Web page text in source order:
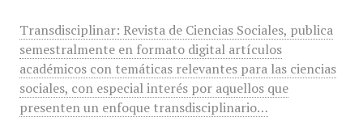
Transdisciplinar: Revista de Ciencias Sociales, publica
semestralmente en formato digital artículos
académicos con temáticas relevantes para las ciencias
sociales, con especial interés por aquellos que
presenten un enfoque transdisciplinario…